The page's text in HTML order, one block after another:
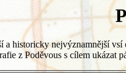
a historicky nejvýznamnější
z Poděvous s cílem ukázat